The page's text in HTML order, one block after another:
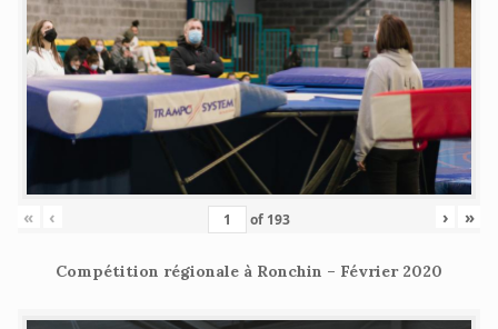
« ‹ of 193 › »
Compétition régionale à Ronchin – Février 2020